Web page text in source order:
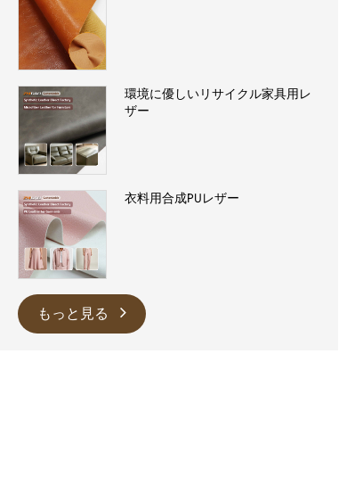
環境に優しいリサイクル家具用レ
ザー
衣料用合成PUレザー
もっと見る